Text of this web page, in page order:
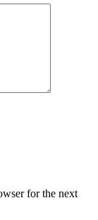
for the next